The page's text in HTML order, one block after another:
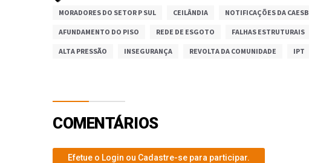
MORADORES DO SETOR P SUL CEILÂNDIA NOTIFICAÇÕES DA CAESB
AFUNDAMENTO DO PISO REDE DE ESGOTO FALHAS ESTRUTURAIS
ALTA PRESSÃO INSEGURANÇA REVOLTA DA COMUNIDADE IPT
COMENTÁRIOS
Efetue o Login ou Cadastre-se para participar.